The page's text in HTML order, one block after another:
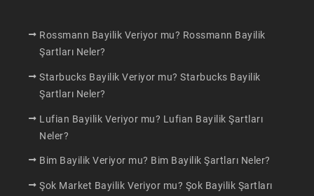
Rossmann Bayilik Veriyor mu? Rossmann Bayilik
Şartları Neler?
Starbucks Bayilik Veriyor mu? Starbucks Bayilik
Şartları Neler?
Lufian Bayilik Veriyor mu? Lufian Bayilik Şartları
Neler?
Bim Bayilik Veriyor mu? Bim Bayilik Şartları Neler?
Şok Market Bayilik Veriyor mu? Şok Bayilik Şartları